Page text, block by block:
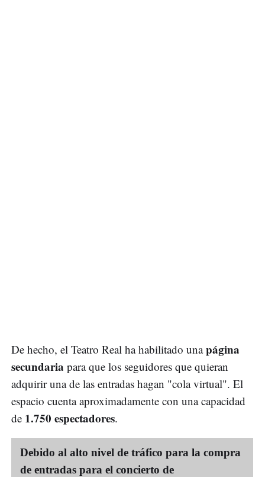
De hecho, el Teatro Real ha habilitado unapágina
secundaria para que los seguidores que quieran
adquirir una de las entradas hagan "cola virtual". El
espacio cuenta aproximadamente con una capacidad
de 1.750 espectadores.
Debido al alto nivel de tráfico para la compra
de entradas para el concierto de